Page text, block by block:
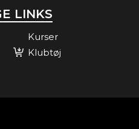
LINKS
Kurser
Klubtøj